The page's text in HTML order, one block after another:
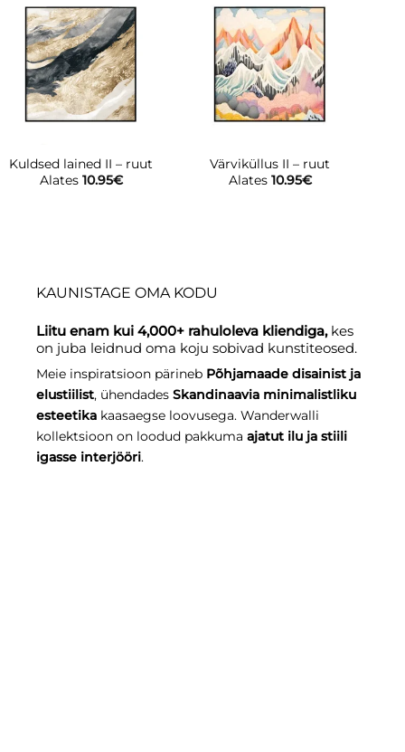
Kuldsed lained II – ruut
Alates 10.95€
Värviküllus II – ruut
Alates 10.95€
KAUNISTAGE OMA KODU
Liitu enam kui 4,000+ rahuloleva kliendiga, kes
on juba leidnud oma koju sobivad kunstiteosed.
Meie inspiratsioon pärineb Põhjamaade disainist ja
elustiilist, ühendades Skandinaavia minimalistliku
esteetikakaasaegse loovusega. Wanderwalli
kollektsioon on loodud pakkuma ajatut ilu ja stiili
igasse interjööri.